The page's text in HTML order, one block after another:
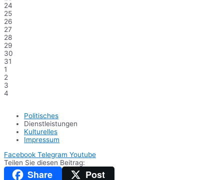
24
25
26
27
28
29
30
31
1
2
3
4
Politisches
Dienstleistungen
Kulturelles
Impressum
Facebook Telegram Youtube
Teilen Sie diesen Beitrag:
Share Post